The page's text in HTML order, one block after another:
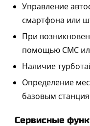
Управление
смартфона или
При
помощью СМС
Наличие
Определение
базовым
Сервисные